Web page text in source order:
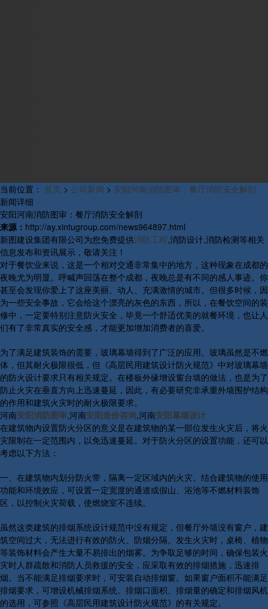
当前位置： 首页 > 公司新闻 > 安阳河南消防图审：餐厅消防安全解剖
新闻详细
安阳河南消防图审：餐厅消防安全解剖
来源： http://ay.xintugroup.com/news964897.html
新图建设集团有限公司为您免费提供消防工程,消防设计,消防检测等相关
信息发布和资讯展示，敬请关注！
对于餐饮业来说，这是一个相对交通非常集中的地方，这种现象在成都的
夜晚尤为明显。呼喊声回荡在整个成都，夜晚总是有不同的感人事迹。你
甚至会发现你爱上了这座美丽、动人、充满激情的城市。但很多时候，因
为一些安全事故，它会给这个漂亮的灰色的东西，所以，在餐饮空间的装
修中，一定要特别注意防火安全，毕竟一个舒适优美的就餐环境，也让人
们有了非常真实的安全感，才能更加增加消费者的喜爱。
为了满足建筑装饰的需要，玻璃幕墙得到了广泛的应用。玻璃虽然是不燃
体，但其耐火极限很低，但《高层民用建筑设计防火规范》中对玻璃幕墙
的防火设计要求只有相关规定。在楼板外缘增设窗台墙的做法，也是为了
防止火灾在垂直方向上迅速蔓延，因此，有必要研究非承重外墙围护结构
的作用和建筑火灾时的耐火极限要求。
河南安阳消防图审,河南安阳造价咨询,河南安阳幕墙设计
在建筑物内设置防火分区的意义是在建筑物的某一部位发生火灾后，将火
灾限制在一定范围内，以免迅速蔓延。对于防火分区的设置功能，还可以
考虑以下方法：
一、在建筑物内划分防火带，隔离一定区域内的火灾。结合建筑物的使用
功能和环境效应，可设置一定宽度的通道或假山、浴池等不燃材料装饰
区，以控制火灾荷载，使燃烧室不连续。
虽然这类建筑的排烟系统设计规范中没有规定，但餐厅外墙没有窗户，建
筑空间过大，无法进行有效的防火、防烟分隔。发生火灾时，桌椅、植物
等装饰材料会产生大量不易排出的烟雾。为争取足够的时间，确保包装火
灾时人群疏散和消防人员救援的安全，应采取有效的排烟措施，迅速排
烟。当不能满足排烟要求时，可安装自动排烟窗。如果窗户面积不能满足
排烟要求，可增设机械排烟系统。排烟口面积、排烟量的确定和排烟风机
的选用，可参照《高层民用建筑设计防火规范》的有关规定。